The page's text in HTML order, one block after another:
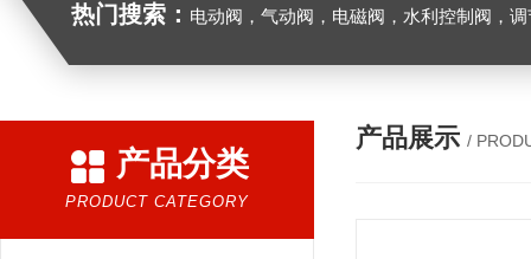
热门搜索： 电动阀，气动阀，电磁阀，水利控制阀，调节
产品分类
PRODUCT CATEGORY
产品展示 /